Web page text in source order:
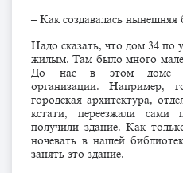
– Как создавалась нынешняя
Надо сказать, что дом 34 по
жилым. Там было много
До нас в этом доме
организации. Например,
городская архитектура,
кстати, переезжали
получили здание. Как
ночевать в нашей
занять это здание.